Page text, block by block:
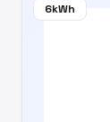
6kWh